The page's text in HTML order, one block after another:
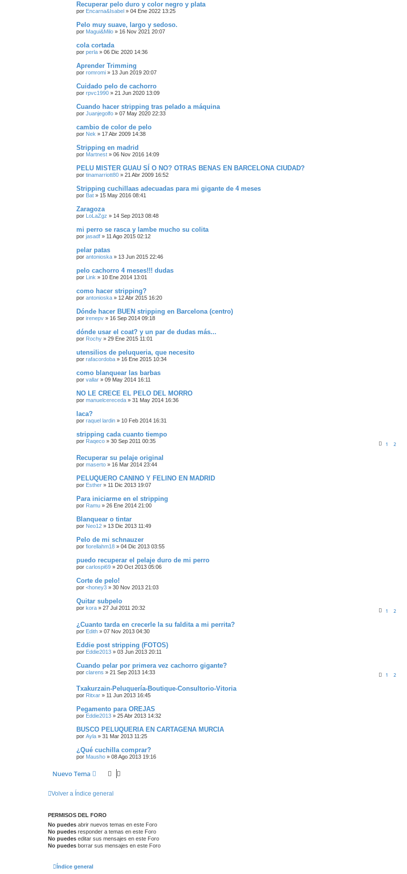
Recuperar pelo duro y color negro y plata
por Encarna&Isabel » 04 Ene 2022 13:25
Pelo muy suave, largo y sedoso.
por Magui&Milo » 16 Nov 2021 20:07
cola cortada
por perla » 06 Dic 2020 14:36
Aprender Trimming
por romromi » 13 Jun 2019 20:07
Cuidado pelo de cachorro
por rpvc1990 » 21 Jun 2020 13:09
Cuando hacer stripping tras pelado a máquina
por Juanjegolfo » 07 May 2020 22:33
cambio de color de pelo
por Nek » 17 Abr 2009 14:38
Stripping en madrid
por Martnest » 06 Nov 2016 14:09
PELU MISTER GUAU SÍ O NO? OTRAS BENAS EN BARCELONA CIUDAD?
por tinamarriott80 » 21 Abr 2009 16:52
Stripping cuchillaas adecuadas para mi gigante de 4 meses
por Bat » 15 May 2016 08:41
Zaragoza
por LoLaZgz » 14 Sep 2013 08:48
mi perro se rasca y lambe mucho su colita
por jasadf » 11 Ago 2015 02:12
pelar patas
por antonioska » 13 Jun 2015 22:46
pelo cachorro 4 meses!!! dudas
por Link » 10 Ene 2014 13:01
como hacer stripping?
por antonioska » 12 Abr 2015 16:20
Dónde hacer BUEN stripping en Barcelona (centro)
por irenepv » 16 Sep 2014 09:18
dónde usar el coat? y un par de dudas más...
por Rochy » 29 Ene 2015 11:01
utensilios de peluqueria, que necesito
por rafacordoba » 16 Ene 2015 10:34
como blanquear las barbas
por vallar » 09 May 2014 16:11
NO LE CRECE EL PELO DEL MORRO
por manuelcereceda » 31 May 2014 16:36
laca?
por raquel lardin » 10 Feb 2014 16:31
stripping cada cuanto tiempo
por Raqeco » 30 Sep 2011 00:35 1 2
Recuperar su pelaje original
por maserto » 16 Mar 2014 23:44
PELUQUERO CANINO Y FELINO EN MADRID
por Esther » 11 Dic 2013 19:07
Para iniciarme en el stripping
por Ramu » 26 Ene 2014 21:00
Blanquear o tintar
por Neo12 » 13 Dic 2013 11:49
Pelo de mi schnauzer
por fiorellahm18 » 04 Dic 2013 03:55
puedo recuperar el pelaje duro de mi perro
por carlospi69 » 20 Oct 2013 05:06
Corte de pelo!
por <honey3 » 30 Nov 2013 21:03
Quitar subpelo
por kora » 27 Jul 2011 20:32 1 2
¿Cuanto tarda en crecerle la su faldita a mi perrita?
por Edith » 07 Nov 2013 04:30
Eddie post stripping (FOTOS)
por Eddie2013 » 03 Jun 2013 20:11
Cuando pelar por primera vez cachorro gigante?
por clarens » 21 Sep 2013 14:33 1 2
Txakurzain-Peluquería-Boutique-Consultorio-Vitoria
por Ritxar » 11 Jun 2013 16:45
Pegamento para OREJAS
por Eddie2013 » 25 Abr 2013 14:32
BUSCO PELUQUERIA EN CARTAGENA MURCIA
por Ayla » 31 Mar 2013 11:25
¿Qué cuchilla comprar?
por Mausho » 08 Ago 2013 19:16
Nuevo Tema
Volver a Índice general
PERMISOS DEL FORO
No puedes abrir nuevos temas en este Foro
No puedes responder a temas en este Foro
No puedes editar sus mensajes en este Foro
No puedes borrar sus mensajes en este Foro
Índice general